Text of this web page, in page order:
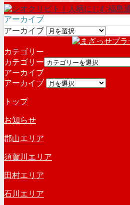
アーカイブ
アーカイブ
カテゴリー
カテゴリー
アーカイブ
アーカイブ
トップ
お知らせ
郡山エリア
須賀川エリア
田村エリア
石川エリア